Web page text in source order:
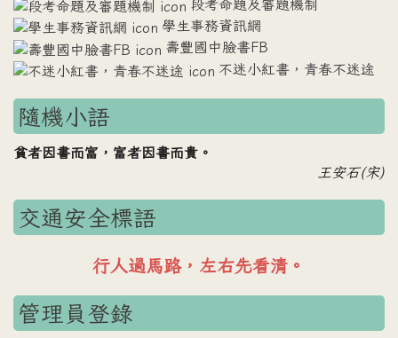
段考命題及審題機制
學生事務資訊網
壽豐國中臉書FB
不迷小紅書，青春不迷途
隨機小語
貧者因書而富，富者因書而貴。
王安石(宋)
交通安全標語
車輛禮讓行人，行人安全過路。
管理員登錄